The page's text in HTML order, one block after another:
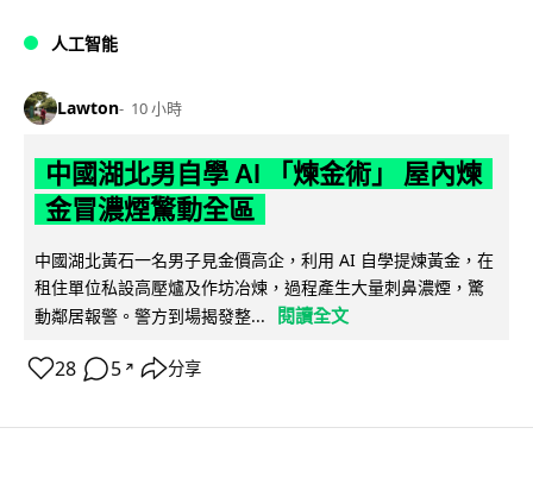
人工智能
Lawton 10 小時
中國湖北男自學 AI 「煉金術」 屋內煉
金冒濃煙驚動全區
中國湖北黃石一名男子見金價高企，利用 AI 自學提煉黃金，在
租住單位私設高壓爐及作坊冶煉，過程產生大量刺鼻濃煙，驚
動鄰居報警。警方到場揭發整...
閱讀全文
28 5 ↗ 分享